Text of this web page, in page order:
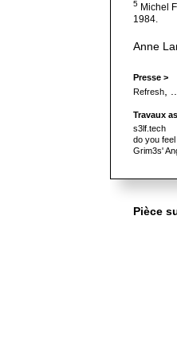
5Michel
1984.
Anne
Presse >
Refresh, ...
Travaux
s3lf.tech
do you
Grim3s'
Pièce